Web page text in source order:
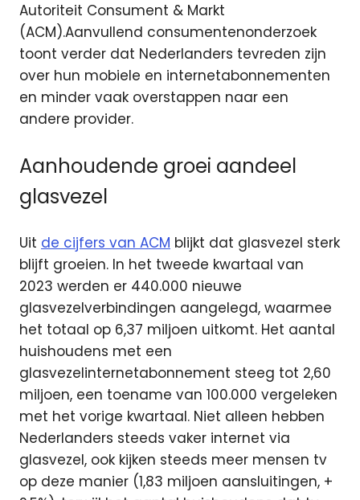
Autoriteit Consument & Markt
(ACM).Aanvullend consumentenonderzoek
toont verder dat Nederlanders tevreden zijn
over hun mobiele en internetabonnementen
en minder vaak overstappen naar een
andere provider.
Aanhoudende groei aandeel
glasvezel
Uit de cijfers van ACM blijkt dat glasvezel sterk
blijft groeien. In het tweede kwartaal van
2023 werden er 440.000 nieuwe
glasvezelverbindingen aangelegd, waarmee
het totaal op 6,37 miljoen uitkomt. Het aantal
huishoudens met een
glasvezelinternetabonnement steeg tot 2,60
miljoen, een toename van 100.000 vergeleken
met het vorige kwartaal. Niet alleen hebben
Nederlanders steeds vaker internet via
glasvezel, ook kijken steeds meer mensen tv
op deze manier (1,83 miljoen aansluitingen, +